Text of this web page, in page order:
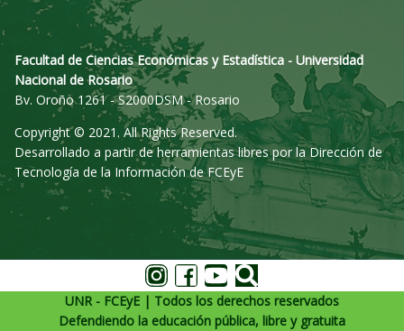
Facultad de Ciencias Económicas y Estadística - Universidad
Nacional de Rosario
Bv. Oroño 1261 - S2000DSM - Rosario
Copyright © 2021. All Rights Reserved.
Desarrollado a partir de herramientas libres por la Dirección de
Tecnología de la Información de FCEyE
UNR - FCEyE | Todos los derechos reservados
Defendiendo la educación pública, libre y gratuita